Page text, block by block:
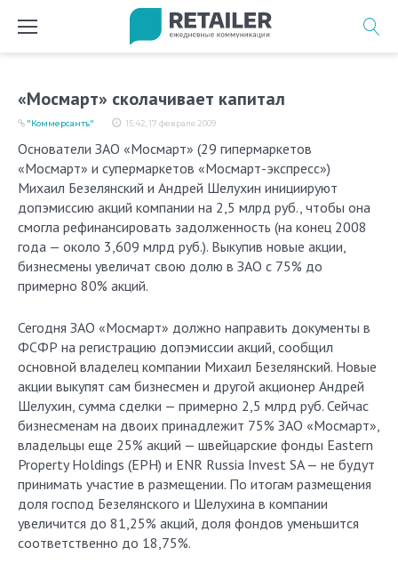
«Мосмарт» сколачивает капитал
15:42, 17 февраля 2009
"Коммерсантъ"
Основатели ЗАО «Мосмарт» (29 гипермаркетов
«Мосмарт» и супермаркетов «Мосмарт-экспресс»)
Михаил Безелянский и Андрей Шелухин инициируют
допэмиссию акций компании на 2,5 млрд руб., чтобы она
смогла рефинансировать задолженность (на конец 2008
года — около 3,609 млрд руб.). Выкупив новые акции,
бизнесмены увеличат свою долю в ЗАО с 75% до
примерно 80% акций.
Сегодня ЗАО «Мосмарт» должно направить документы в
ФСФР на регистрацию допэмиссии акций, сообщил
основной владелец компании Михаил Безелянский. Новые
акции выкупят сам бизнесмен и другой акционер Андрей
Шелухин, сумма сделки — примерно 2,5 млрд руб. Сейчас
бизнесменам на двоих принадлежит 75% ЗАО «Мосмарт»,
владельцы еще 25% акций — швейцарские фонды Eastern
Property Holdings (EPH) и ENR Russia Invest SA — не будут
принимать участие в размещении. По итогам размещения
доля господ Безелянского и Шелухина в компании
увеличится до 81,25% акций, доля фондов уменьшится
соответственно до 18,75%.